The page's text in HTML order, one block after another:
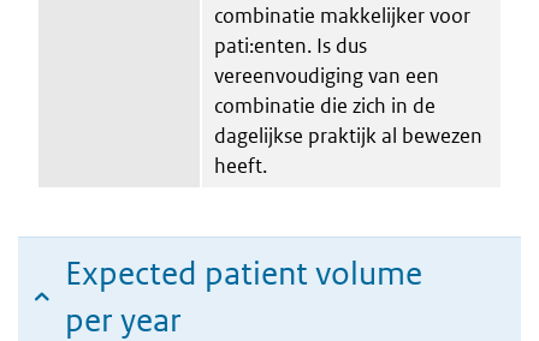
combinatie makkelijker voor
pati:enten. Is dus
vereenvoudiging van een
combinatie die zich in de
dagelijkse praktijk al bewezen
heeft.
Expected patient volume
per year